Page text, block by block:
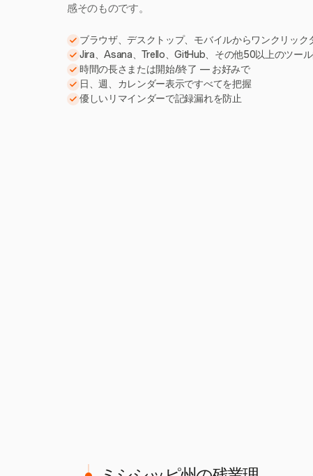
感そのものです。
ブラウザ、デスクトップ、モバイルからワンクリック
Jira、Asana、Trello、GitHub、その他50以上のツー
時間の長さまたは開始/終了 — お好みで
日、週、カレンダー表示ですべてを把握
優しいリマインダーで記録漏れを防止